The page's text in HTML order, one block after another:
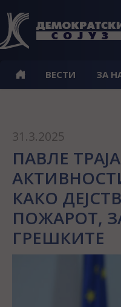
ВЕСТИ ЗА
31.3.2025
ПАВЛЕ
КАКО
ПОЖАРОТ,
ГРЕШКИТЕ